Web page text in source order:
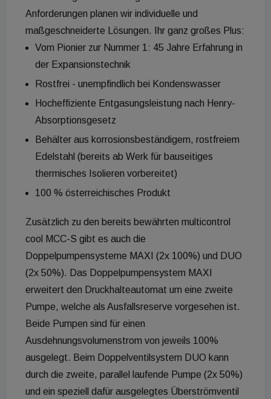
Anforderungen planen wir individuelle und
maßgeschneiderte Lösungen. Ihr ganz großes Plus:
Vom Pionier zur Nummer 1: 45 Jahre Erfahrung in
der Expansionstechnik
Rostfrei - unempfindlich bei Kondenswasser
Hocheffiziente Entgasungsleistung nach Henry-
Absorptionsgesetz
Behälter aus korrosionsbeständigem, rostfreiem
Edelstahl (bereits ab Werk für bauseitiges
thermisches Isolieren vorbereitet)
100 % österreichisches Produkt
Zusätzlich zu den bereits bewährten multicontrol
cool MCC-S gibt es auch die
Doppelpumpensysteme MAXI (2x 100%) und DUO
(2x 50%). Das Doppelpumpensystem MAXI
erweitert den Druckhalteautomat um eine zweite
Pumpe, welche als Ausfallsreserve vorgesehen ist.
Beide Pumpen sind für einen
Ausdehnungsvolumenstrom von jeweils 100%
ausgelegt. Beim Doppelventilsystem DUO kann
durch die zweite, parallel laufende Pumpe (2x 50%)
und ein speziell dafür ausgelegtes Überströmventil